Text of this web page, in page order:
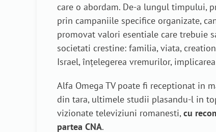
care o abordam. De-a lungul timpului,
prin campaniile specifice organizate,
promovat valori esentiale care trebuie
societati crestine: familia, viata,
Israel, înțelegerea vremurilor,
Alfa Omega TV poate fi receptionat in
din tara, ultimele studii plasandu-l in
vizionate televiziuni romanesti,cu
partea CNA.